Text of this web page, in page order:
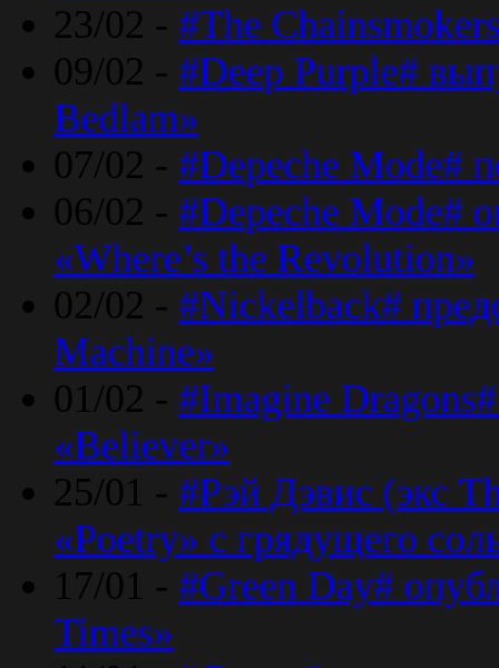
23/02 - #The
09/02 - #Deep Purple#
Bedlam»
07/02 - #Depeche Mode#
06/02 - #Depeche Mode#
«Where’s the Revolution»
02/02 - #Nickelback#
Machine»
01/02 - #Imagine
«Believer»
25/01 - #Рэй Дэвис (экс
«Poetry» с грядущего
17/01 - #Green Day#
Times»